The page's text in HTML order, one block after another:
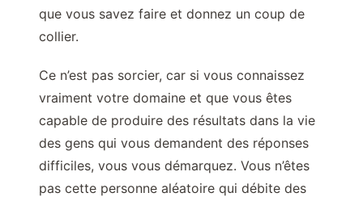
que vous savez faire et donnez un coup de
collier.
Ce n’est pas sorcier, car si vous connaissez
vraiment votre domaine et que vous êtes
capable de produire des résultats dans la vie
des gens qui vous demandent des réponses
difficiles, vous vous démarquez. Vous n’êtes
pas cette personne aléatoire qui débite des